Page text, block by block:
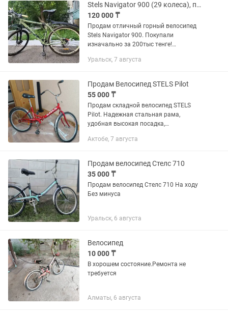
Stels Navigator 900 (29 колеса), почти новый.
120 000 ₸
Продам отличный горный велосипед
Stels Navigator 900. Покупали
изначально за 200тыс тенге!
на нем почти не ездили. Большие
Уральск, 7 августа
Продам Велосипед STELS Pilot
55 000 ₸
Продам складной велосипед STELS
Pilot. Надежная стальная рама,
удобная высокая посадка,
Велосипед легко складывается для
техническое...
Актобе, 7 августа
Продам велосипед Стелс 710
35 000 ₸
Продам велосипед Стелс 710 На ходу
Без минуса
Уральск, 6 августа
Велосипед
10 000 ₸
В хорошем состояние.Ремонта не
требуется
Алматы, 6 августа